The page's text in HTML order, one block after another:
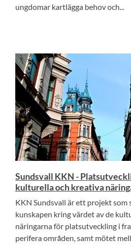
ungdomar kartlägga behov och...
Sundsvall KKN -
kulturella och kreativa
KKN Sundsvall är ett projekt
kunskapen kring värdet av de
näringarna för platsutveckling i
perifera områden, samt mötet